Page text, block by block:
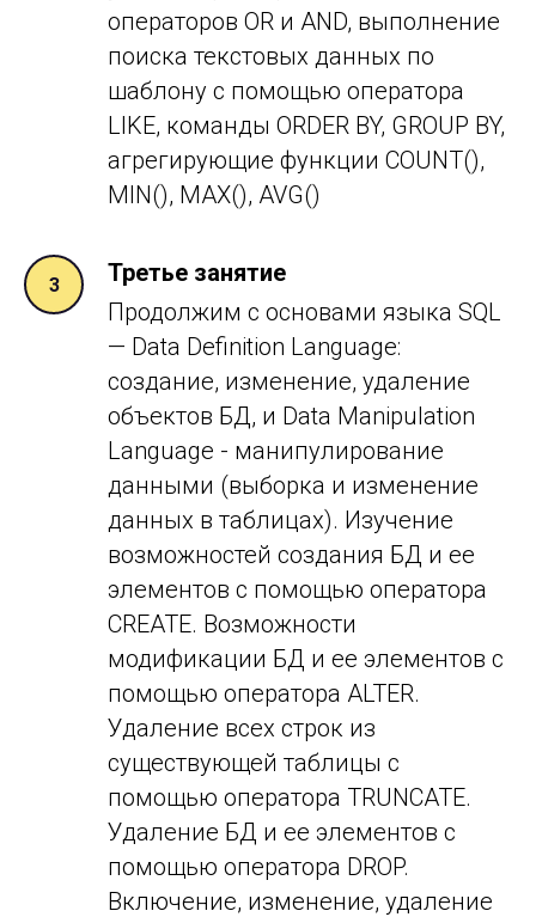
операторов OR и AND, выполнение
поиска текстовых данных по
шаблону с помощью оператора
LIKE, команды ORDER BY, GROUP BY,
агрегирующие функции COUNT(),
MIN(), MAX(), AVG()
Третье занятие
Продолжим с основами языка SQL
— Data Definition Language:
создание, изменение, удаление
объектов БД, и Data Manipulation
Language - манипулирование
данными (выборка и изменение
данных в таблицах). Изучение
возможностей создания БД и ее
элементов с помощью оператора
CREATE. Возможности
модификации БД и ее элементов с
помощью оператора ALTER.
Удаление всех строк из
существующей таблицы с
помощью оператора TRUNCATE.
Удаление БД и ее элементов с
помощью оператора DROP.
Включение, изменение, удаление